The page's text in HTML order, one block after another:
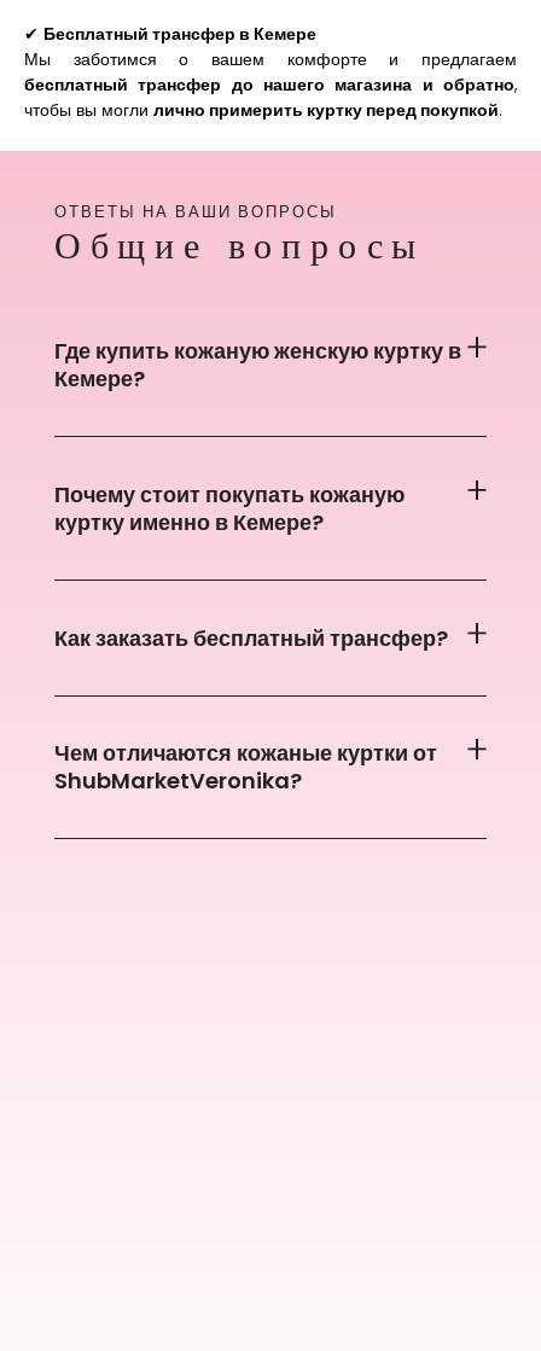
✔ Бесплатный трансфер в Кемере
Мы заботимся о вашем комфорте и предлагаем
бесплатный трансфер до нашего магазина и обратно,
чтобы вы могли лично примерить куртку перед покупкой.
ОТВЕТЫ НА ВАШИ ВОПРОСЫ
Общие вопросы
Где купить кожаную женскую куртку в
Кемере?
Почему стоит покупать кожаную
куртку именно в Кемере?
Как заказать бесплатный трансфер?
Чем отличаются кожаные куртки от
ShubMarketVeronika?